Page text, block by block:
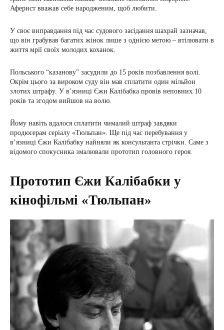
Аферист вважав себе народженим, щоб любити.
У своє виправдання під час судового засідання шахрай зазначав,
що він грабував багатих жінок лише з однією метою – втілювати в
життя мрії своїх молодих коханок.
Польського “казанову” засудили до 15 років позбавлення волі.
Окрім цього за вироком суду він мав сплатити один мільйон
злотих штрафу. У в’язниці Єжи Калібабка провів неповних 10
років та згодом вийшов на волю.
Йому навіть вдалося сплатити чималий штраф завдяки
продюсерам серіалу «Тюльпан». Ще під час перебування у
в’язниці Єжи Калібабку найняли як консультанта стрічки. Саме з
відомого спокусника змалювали прототип головного героя.
Прототип Єжи Калібабки у
кінофільмі «Тюльпан»